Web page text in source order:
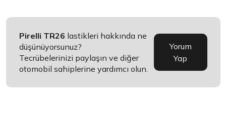
Pirelli TR26 lastikleri hakkında ne
düşünüyorsunuz?
Tecrübelerinizi paylaşın ve diğer
otomobil sahiplerine yardımcı olun.
Yorum
Yap